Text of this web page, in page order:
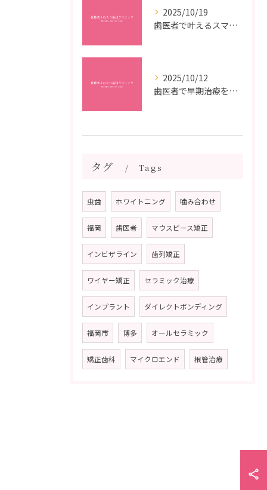
2025/10/19
歯医者で叶えるスマイルメイクオーバーなら福岡県福岡市博多区博多駅前の最新矯正治療解説
2025/10/12
歯医者で早期治療を受けるメリットと虫歯悪化を防ぐ最短ステップ
タグ Tags
虫歯 ホワイトニング 噛み合わせ
福岡 歯医者 マウスピース矯正
インビザライン 歯列矯正
ワイヤー矯正 セラミック治療
インプラント ダイレクトボンディング
福岡市 博多 オールセラミック
矯正歯科 マイクロエンド 根管治療